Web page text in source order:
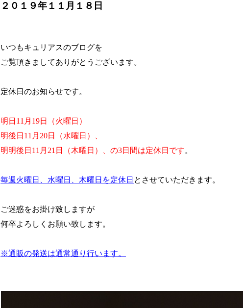
２０１９年１１月１８日
いつもキュリアスのブログを
ご覧頂きましてありがとうございます。
定休日のお知らせです。
明日 11月19日（火曜日）
明後日11月20日（水曜日）、
明明後日11月21日（木曜日）、の3日間は定休日です。
毎週火曜日、水曜日、木曜日を定休日 とさせていただきます。
ご迷惑をお掛け致しますが
何卒よろしくお願い致します。
※通販の発送は通常通り行います。